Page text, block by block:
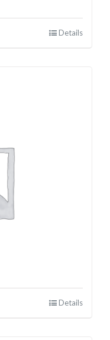
Details
Details